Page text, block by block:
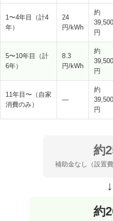
1〜4年目（計4
年）
24
円/kWh
約
39,500
円
5〜10年目（計
6年）
8.3
円/kWh
約
39,500
円
11年目〜（自家
消費のみ）
—
約
39,500
円
約
補助金なし（設置
→
約